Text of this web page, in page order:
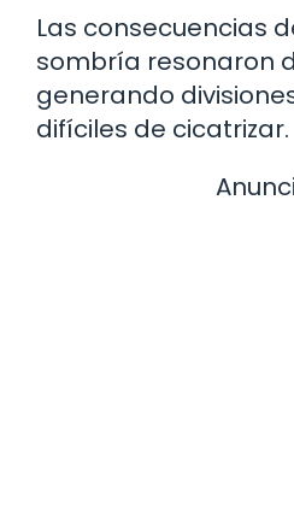
Las consecuencias
sombría resonaron
generando
difíciles de cicatrizar.